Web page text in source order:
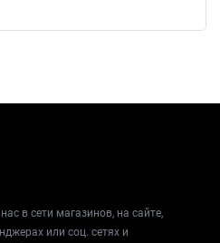
в сети магазинов, на сайте,
или соц. сетях и